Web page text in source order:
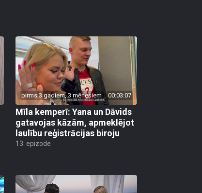
pirms 3 gadiem, 3 mēnešiem 00:03:07
Mīla kemperī: Yana un Dāvids
gatavojas kāzām, apmeklējot
laulību reģistrācijas biroju
13. epizode